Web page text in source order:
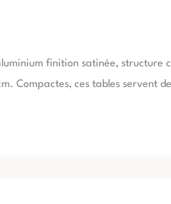
finition satinée,
Compactes, ces tables servent